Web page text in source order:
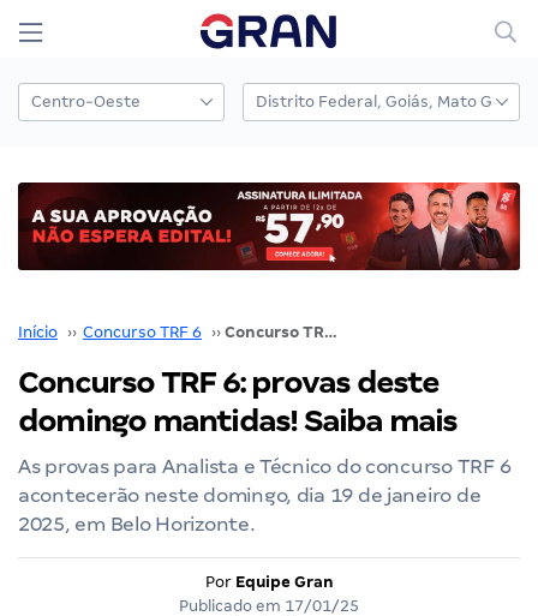
Início ›› Concurso TRF 6 ›› Concurso TRF 6: provas deste domingo mantidas! Saiba mais
Concurso TRF 6: provas deste
domingo mantidas! Saiba mais
As provas para Analista e Técnico do concurso TRF 6
acontecerão neste domingo, dia 19 de janeiro de
2025, em Belo Horizonte.
Por Equipe Gran
Publicado em 17/01/25